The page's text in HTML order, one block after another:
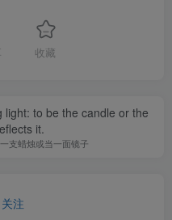
收藏
to be the candle or the
it.
支蜡烛或当一面镜子
关注